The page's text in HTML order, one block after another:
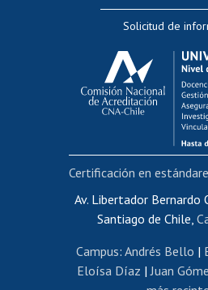
Evaluación
Calificación
Postulación al
Cursos internos de
Bienestar del
Portal de
Certificado de
Certificado de renta
Editar páginas
Solicitud de
Av. Libertador Bernardo
Santiago de Chile,
Campus: Andrés Bello |
Eloísa Díaz |Juan
Certificación en